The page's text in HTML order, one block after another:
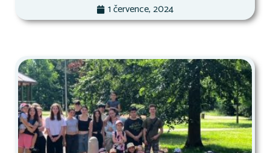
1 července, 2024